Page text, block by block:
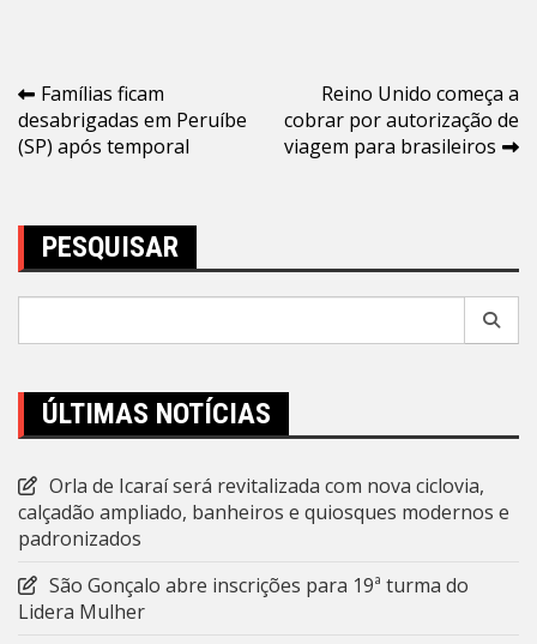
Navegação
de
Famílias ficam
desabrigadas em Peruíbe
(SP) após temporal
Reino Unido começa a
cobrar por autorização de
viagem para brasileiros
PESQUISAR
ÚLTIMAS NOTÍCIAS
Orla de Icaraí será revitalizada com nova ciclovia,
calçadão ampliado, banheiros e quiosques modernos e
padronizados
São Gonçalo abre inscrições para 19ª turma do
Lidera Mulher